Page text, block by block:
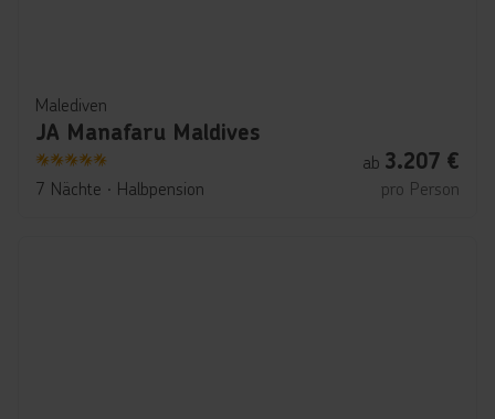
Malediven
JA Manafaru Maldives
5
7 Nächte ∙ Halbpension
ab 3.207 €
pro Person